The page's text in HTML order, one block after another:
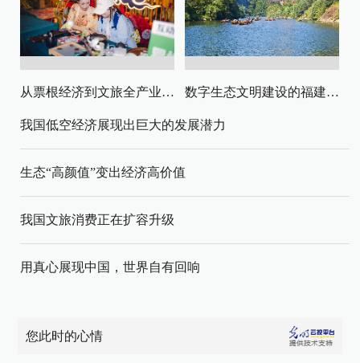
从票根经济到文旅全产业链升级 数字生态文明建设的福建路径与启示
我国低空经济展现出巨大的发展潜力
生态“高颜值”变出经济高价值
我国文旅消费正在扩容升级
用真心展现中国，世界自有回响
您此时的心情